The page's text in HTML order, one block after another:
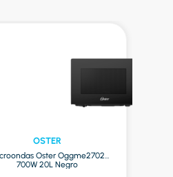
OSTER
Oster Oggme2702
700W 20L Negro